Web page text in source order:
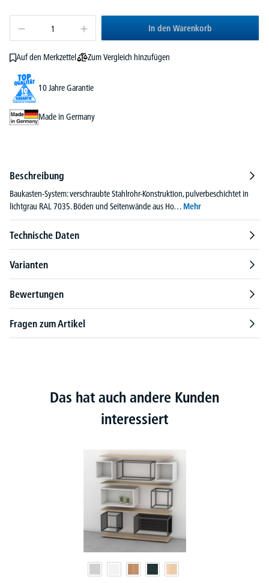
In den Warenkorb
Auf den Merkzettel Zum Vergleich hinzufügen
10 Jahre Garantie
Made in Germany
Beschreibung
Baukasten-System: verschraubte Stahlrohr-Konstruktion, pulverbeschichtet in
lichtgrau RAL 7035. Böden und Seitenwände aus Ho… Mehr
Technische Daten
Varianten
Bewertungen
Fragen zum Artikel
Das hat auch andere Kunden
interessiert